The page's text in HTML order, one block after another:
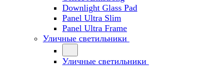
Downlight Glass Pad
Panel Ultra Slim
Panel Ultra Frame
Уличные светильники
Уличные светильники